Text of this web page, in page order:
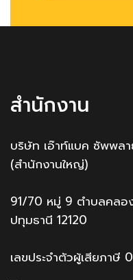
สำนักงาน
บริษัท เอ๊าท์แบค ซัพพล
(สำนักงานใหญ่)
91/70 หมู่ 9 ตำบลคลอ
ปทุมธานี 12120
เลขประจำตัวผู้เสียภาษี